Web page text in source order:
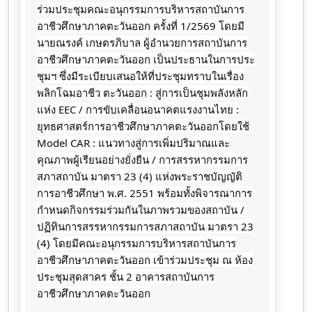
ร่วมประชุมคณะอนุกรรมการบริหารสถาบันการ
อาชีวศึกษาภาคตะวันออก ครั้งที่ 1/2569 โดยมี
นายณรงค์ เกษตรภิบาล ผู้อำนวยการสถาบันการ
อาชีวศึกษาภาคตะวันออก เป็นประธานในการประ
ชุมฯ ซึ่งมีระเบียบเสนอให้ที่ประชุมทราบในเรื่อง
พลิกโฉมอาชีว ตะวันออก : สู่การเป็นชุมพลังหลัก
แห่ง EEC / การขับเคลื่อนอนาคตแรงงานไทย :
ยุทธศาสตร์การอาชีวศึกษาภาคตะวันออกโดยใช้
Model CAR : แนวทางสู่การเพิ่มปริมาณและ
คุณภาพผู้เรียนอย่างยั่งยืน / การสรรหากรรมการ
สภาสถาบัน มาตรา 23 (4) แห่งพระราชบัญญัติ
การอาชีวศึกษา พ.ศ. 2551 พร้อมทั้งพิจารณาการ
กำหนดกิจกรรมร่วมกันในภาพรวมของสถาบัน /
ปฏิทินการสรรหากรรมการสภาสถาบัน มาตรา 23
(4) โดยมีคณะอนุกรรมการบริหารสถาบันการ
อาชีวศึกษาภาคตะวันออก เข้าร่วมประชุม ณ ห้อง
ประชุมสุดสาคร ชั้น 2 อาคารสถาบันการ
อาชีวศึกษาภาคตะวันออก